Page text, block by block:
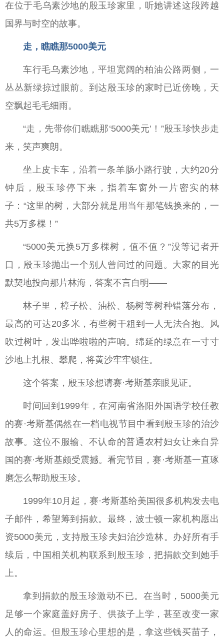
在位于毛乌素沙地的殷玉珍家里，听她讲述这段跨越
国界与时空的故事。
走，瞧瞧那5000美元
车行毛乌素沙地，平坦宽阔的柏油公路两侧，一
丛丛新绿掠过眼前。到达殷玉珍的家时已近傍晚，天
空飘起毛毛细雨。
“走，先带你们瞧瞧那‘5000美元’！”殷玉珍快步走
来，笑声爽朗。
坐上皮卡车，沿着一条羊肠小路行驶，大约20分
钟后，殷玉珍停下来，指着车窗外一片密实的林
子：“这里的树，大部分就是用当年那笔钱换来的，一
共5万多棵！”
“5000美元换5万多棵树，值不值？”没等记者开
口，殷玉珍抛出一个别人曾问过的问题。大家的目光
默契地投向那片林海，答案不言自明——
林子里，樟子松、油松、杨树等树种错落分布，
最高的可达20多米，有些树干粗到一人无法合抱。风
吹过树叶，发出哗啦啦的声响。绵延的绿意在一寸寸
沙地上扎根、攀爬，将黄沙牢牢锁住。
这个答案，殷玉珍想请赛·考斯基亲眼见证。
时间回到1999年，在河南省洛阳外国语学校任教
的赛·考斯基偶然在一档电视节目中看到殷玉珍的治沙
故事。这位不服输、不认命的普通农村妇女让来自异
国的赛·考斯基颇受震撼。看完节目，赛·考斯基一直琢
磨怎么帮助殷玉珍。
1999年10月起，赛·考斯基给美国很多机构发去电
子邮件，希望筹到捐款。最终，波士顿一家机构愿出
资5000美元，支持殷玉珍夫妇治沙造林。办好所有手
续后，中国相关机构联系到殷玉珍，把捐款交到她手
上。
拿到捐款的殷玉珍激动不已。在当时，5000美元
足够一个家庭盖好房子、供孩子上学，甚至改变一家
人的命运。但殷玉珍心里想的是，拿这些钱买苗子，